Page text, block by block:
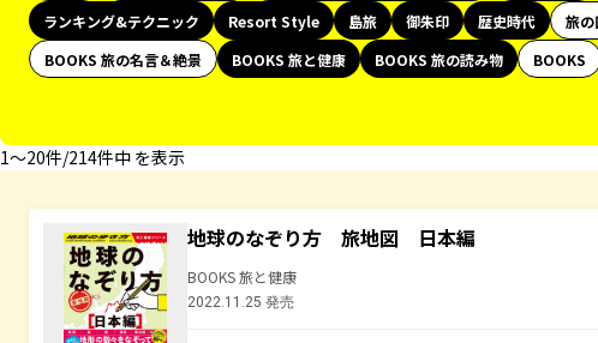
ランキング&テクニック
Resort Style 島旅 御朱印 歴史時代 旅の
BOOKS 旅の名言＆絶景
BOOKS 旅と健康 BOOKS 旅の読み物 BOOKS
1〜20件/214件中 を表示
地球のなぞり方 旅地図 日本編
BOOKS 旅と健康
2022.11.25 発売